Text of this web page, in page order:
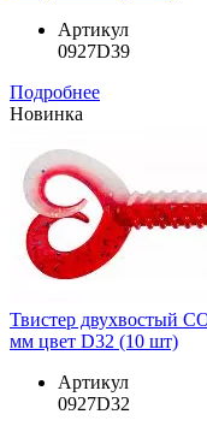
Артикул
0927D39
Подробнее
Новинка
Твистер двухвостый
мм цвет D32 (10 шт)
Артикул
0927D32